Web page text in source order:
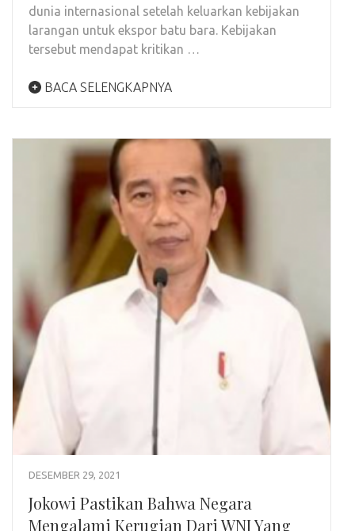
dunia internasional setelah keluarkan kebijakan
larangan untuk ekspor batu bara. Kebijakan
tersebut mendapat kritikan …
BACA SELENGKAPNYA
DESEMBER 29, 2021
Jokowi Pastikan Bahwa Negara
Mengalami Kerugian Dari WNI Yang